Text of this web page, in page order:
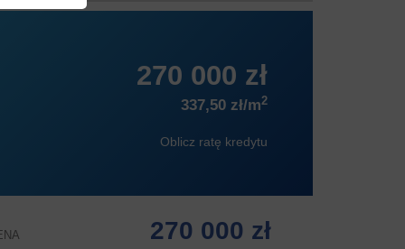
270 000 zł
337,50 zł/m2
Oblicz ratę kredytu
270 000 zł